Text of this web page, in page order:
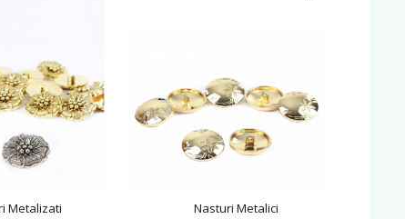
Metalizati Nasturi Metalici